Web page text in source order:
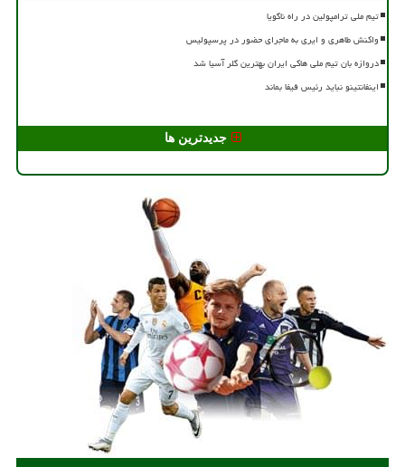
تیم ملی ترامپولین در راه ناگویا
واکنش طاهری و ایری به ماجرای حضور در پرسپولیس
دروازه بان تیم ملی هاکی ایران بهترین گلر آسیا شد
اینفانتینو نباید رئیس فیفا بماند
جدیدترین ها